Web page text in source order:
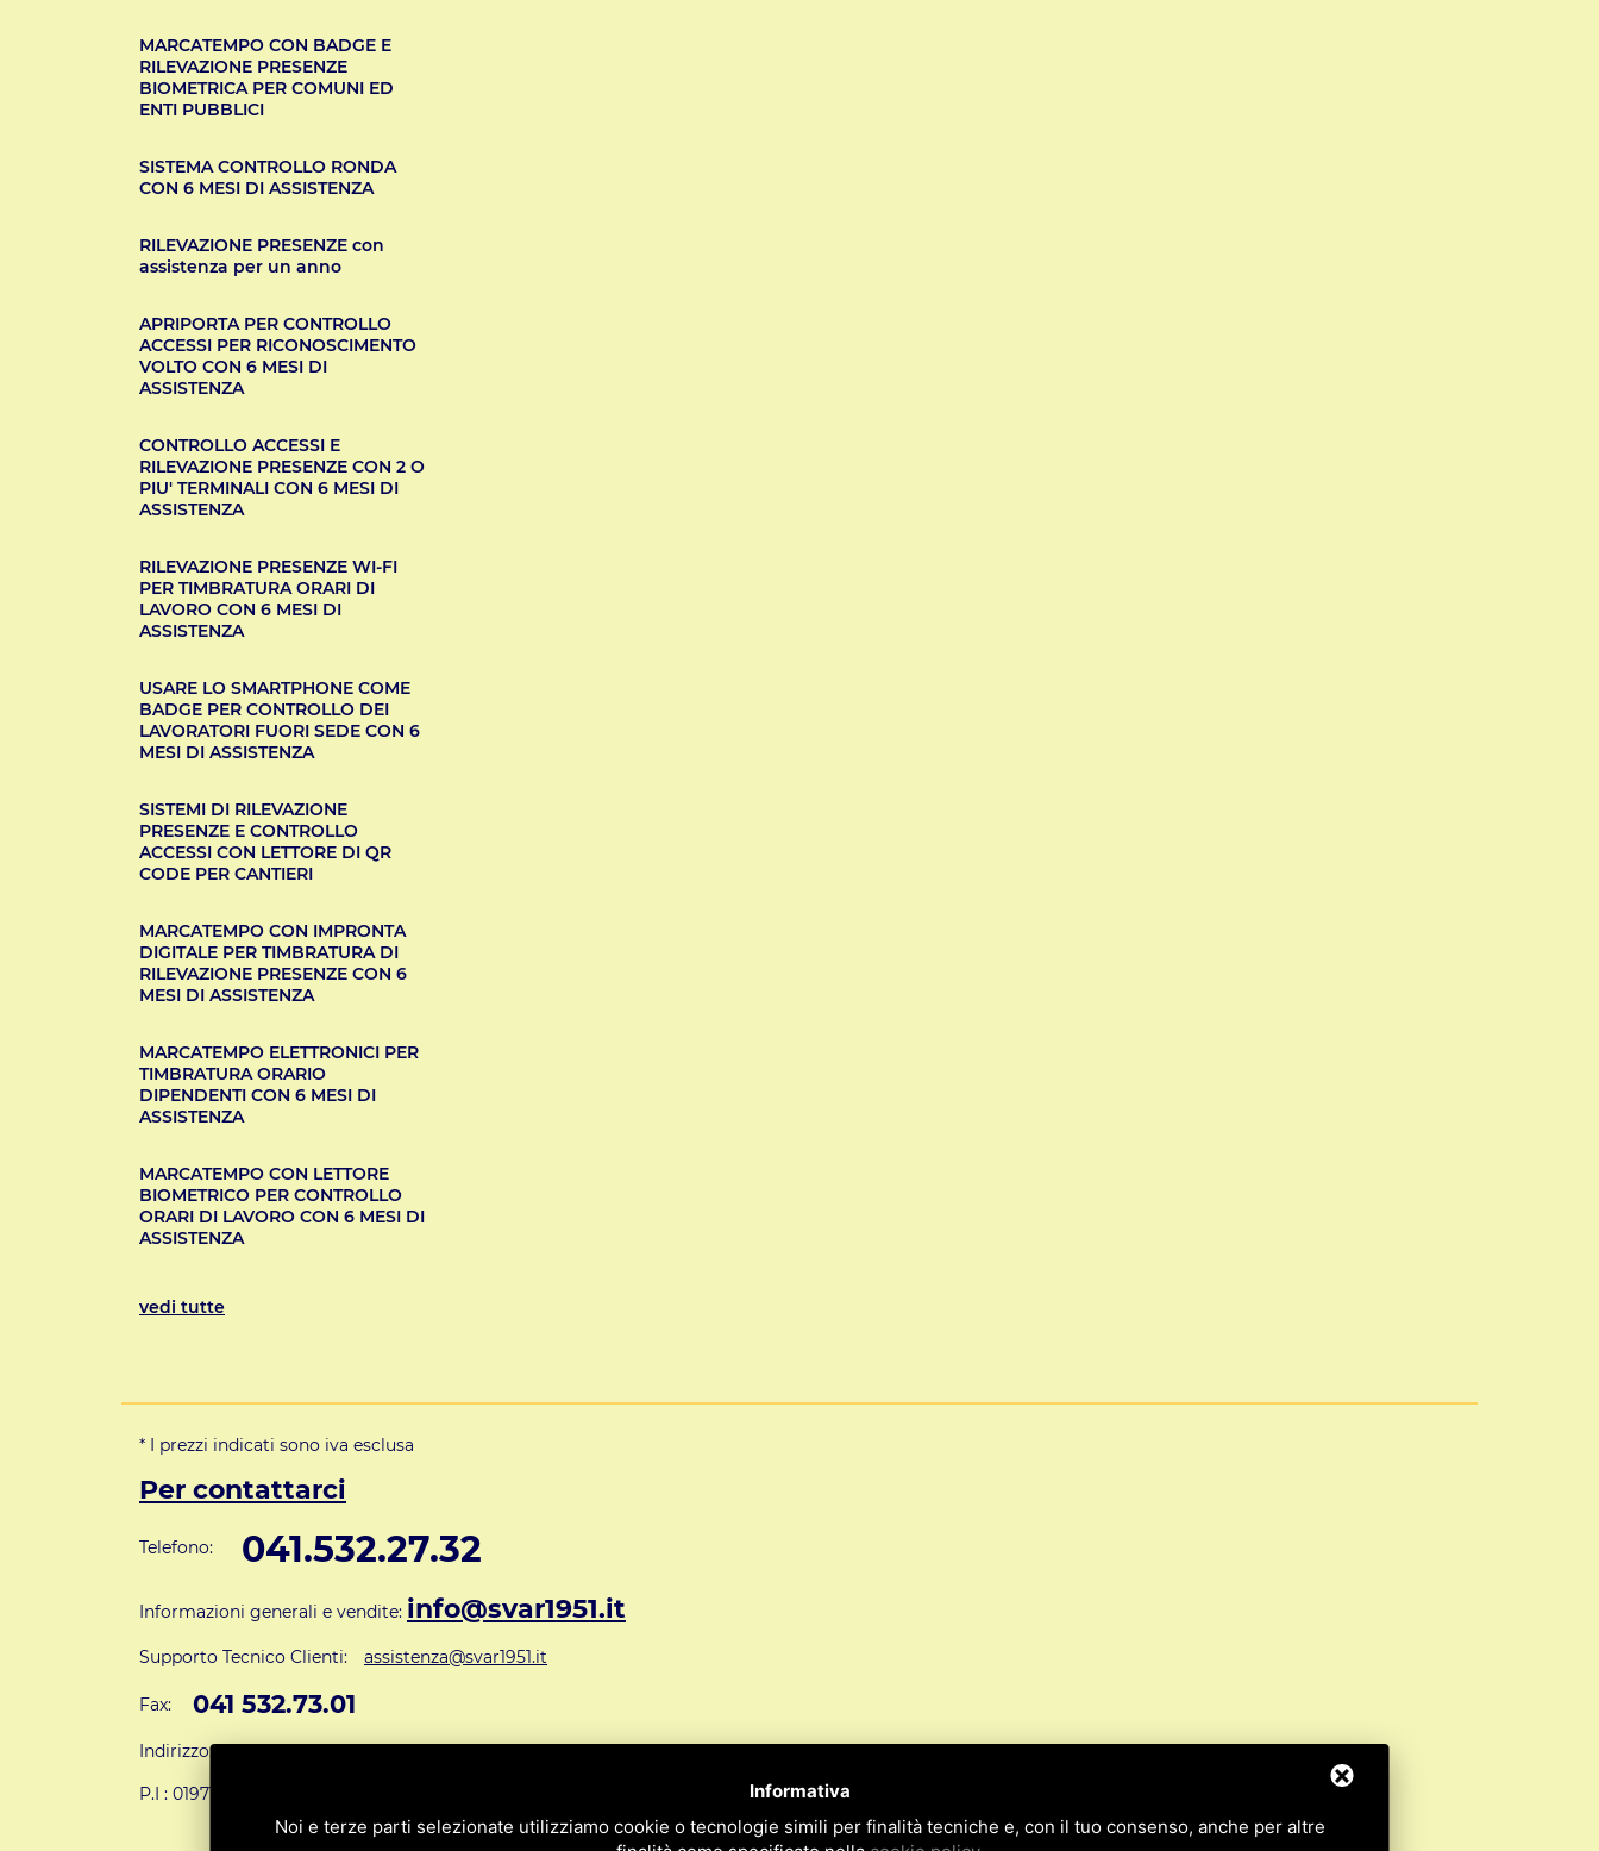
MARCATEMPO CON BADGE E
RILEVAZIONE PRESENZE
BIOMETRICA PER COMUNI ED
ENTI PUBBLICI
SISTEMA CONTROLLO RONDA
CON 6 MESI DI ASSISTENZA
RILEVAZIONE PRESENZE con
assistenza per un anno
APRIPORTA PER CONTROLLO
ACCESSI PER RICONOSCIMENTO
VOLTO CON 6 MESI DI
ASSISTENZA
CONTROLLO ACCESSI E
RILEVAZIONE PRESENZE CON 2 O
PIU' TERMINALI CON 6 MESI DI
ASSISTENZA
RILEVAZIONE PRESENZE WI-FI
PER TIMBRATURA ORARI DI
LAVORO CON 6 MESI DI
ASSISTENZA
USARE LO SMARTPHONE COME
BADGE PER CONTROLLO DEI
LAVORATORI FUORI SEDE CON 6
MESI DI ASSISTENZA
SISTEMI DI RILEVAZIONE
PRESENZE E CONTROLLO
ACCESSI CON LETTORE DI QR
CODE PER CANTIERI
MARCATEMPO CON IMPRONTA
DIGITALE PER TIMBRATURA DI
RILEVAZIONE PRESENZE CON 6
MESI DI ASSISTENZA
MARCATEMPO ELETTRONICI PER
TIMBRATURA ORARIO
DIPENDENTI CON 6 MESI DI
ASSISTENZA
MARCATEMPO CON LETTORE
BIOMETRICO PER CONTROLLO
ORARI DI LAVORO CON 6 MESI DI
ASSISTENZA
vedi tutte
* I prezzi indicati sono iva esclusa
Per contattarci
Telefono: 041.532.27.32
Informazioni generali e vendite: info@svar1951.it
Supporto Tecnico Clienti: assistenza@svar1951.it
Fax: 041 532.73.01
Indirizzo: S.V.A.R. - Via Cappuccina n° 181 - 30172 Mestre VE ITALY
P.I : 01971310279
Informativa
Noi e terze parti selezionate utilizziamo cookie o tecnologie simili per finalità tecniche e, con il tuo consenso, anche per altre